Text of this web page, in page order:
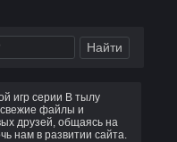
игр серии В тылу
файлы и
друзей, общаясь на
нам в развитии сайта.